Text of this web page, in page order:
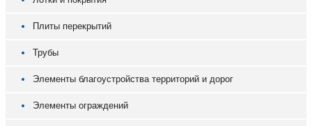
Плиты перекрытий
Трубы
Элементы благоустройства территорий и дорог
Элементы ограждений